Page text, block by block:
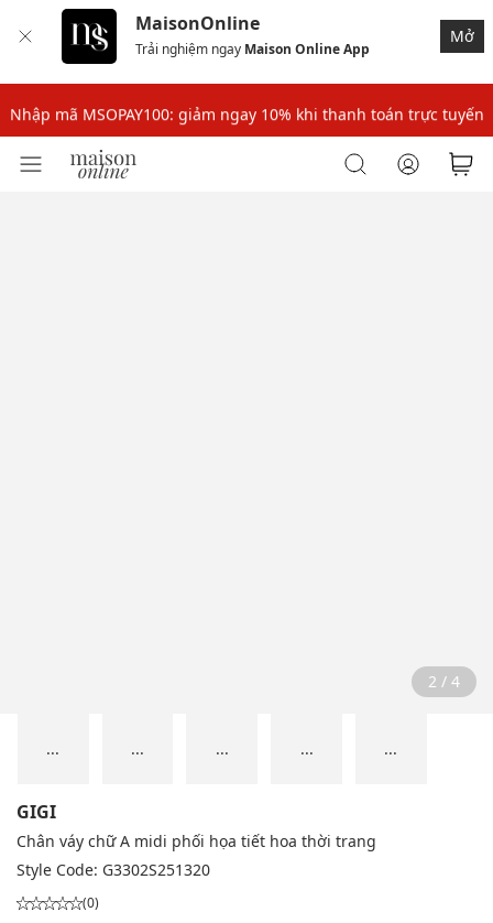
MaisonOnline
Trải nghiệm ngay Maison Online App
Mở
Nhập mã: MSOXINCHAO - Giảm 10% đơn đầu cho thành viên mới!
Nhập mã MSOPAY100: giảm ngay 10% khi thanh toán trực tuyến
Nhập mã: MSOXINCHAO - Giảm 10% đơn đầu cho thành viên mới!
2 / 4
... ... ... ... ...
GIGI
Chân váy chữ A midi phối họa tiết hoa thời trang
Style Code: G3302S251320
(0)